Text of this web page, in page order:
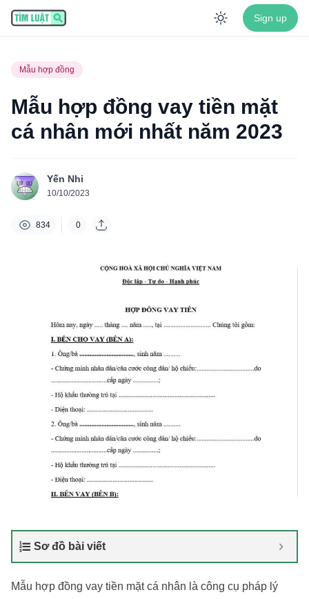
Enable
Sign up
Mẫu hợp đồng
Mẫu hợp đồng vay tiền mặt
cá nhân mới nhất năm 2023
Yến Nhi
10/10/2023
834 0
Sơ đồ bài viết
Mẫu hợp đồng vay tiền mặt cá nhân là công cụ pháp lý